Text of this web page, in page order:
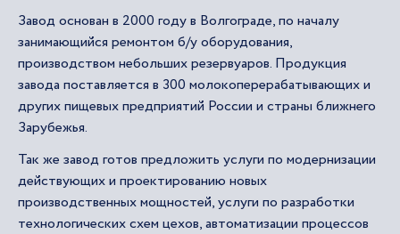
Завод основан в 2000 году в Волгограде, по началу
занимающийся ремонтом б/у оборудования,
производством небольших резервуаров. Продукция
завода поставляется в 300 молокоперерабатывающих и
других пищевых предприятий России и страны ближнего
Зарубежья.
Так же завод готов предложить услуги по модернизации
действующих и проектированию новых
производственных мощностей, услуги по разработки
технологических схем цехов, автоматизации процессов